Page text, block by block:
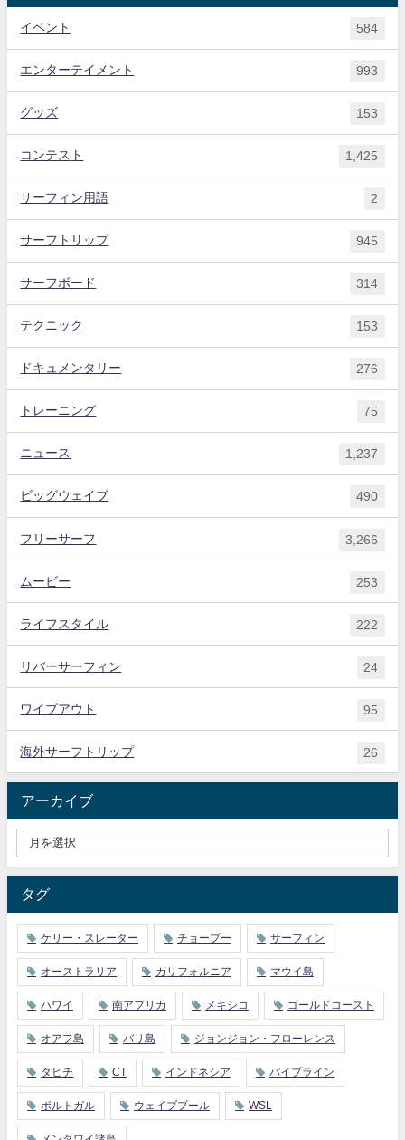
イベント 584
エンターテイメント 993
グッズ 153
コンテスト 1,425
サーフィン用語 2
サーフトリップ 945
サーフボード 314
テクニック 153
ドキュメンタリー 276
トレーニング 75
ニュース 1,237
ビッグウェイブ 490
フリーサーフ 3,266
ムービー 253
ライフスタイル 222
リバーサーフィン 24
ワイプアウト 95
海外サーフトリップ 26
アーカイブ
タグ
ケリー・スレーター チョープー サーフィン
オーストラリア カリフォルニア マウイ島
ハワイ 南アフリカ メキシコ ゴールドコースト
オアフ島 バリ島 ジョンジョン・フローレンス
タヒチ CT インドネシア パイプライン
ポルトガル ウェイブプール WSL